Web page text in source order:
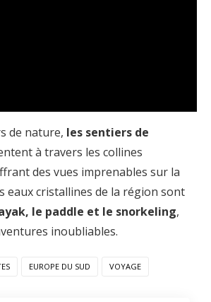
de nature, les sentiers de
à travers les collines
des vues imprenables sur la
eaux cristallines de la région sont
le paddle et le snorkeling,
inoubliables.
EUROPE DU SUD VOYAGE